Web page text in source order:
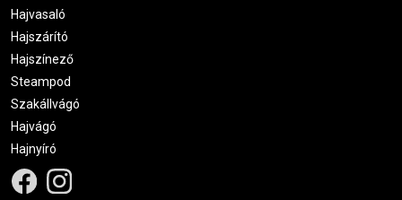
Hajvasaló
Hajszárító
Hajszínező
Steampod
Szakállvágó
Hajvágó
Hajnyíró